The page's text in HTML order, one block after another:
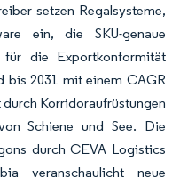
setzen Regalsysteme,
ein, die SKU-genaue
für die Exportkonformität
bis 2031 mit einem CAGR
Korridoraufrüstungen
Schiene und See. Die
durch CEVA Logistics
veranschaulicht neue